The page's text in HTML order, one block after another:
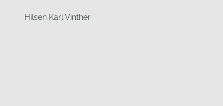
Hilsen Karl Vinther